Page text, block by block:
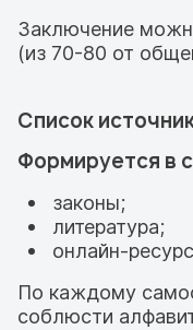
Заключение
(из 70-80 от
Список
Формируется в
законы;
литература;
онлайн-
По каждому
соблюсти